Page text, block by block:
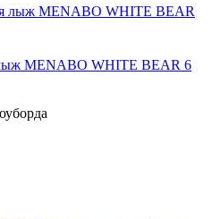
MENABO WHITE BEAR 6